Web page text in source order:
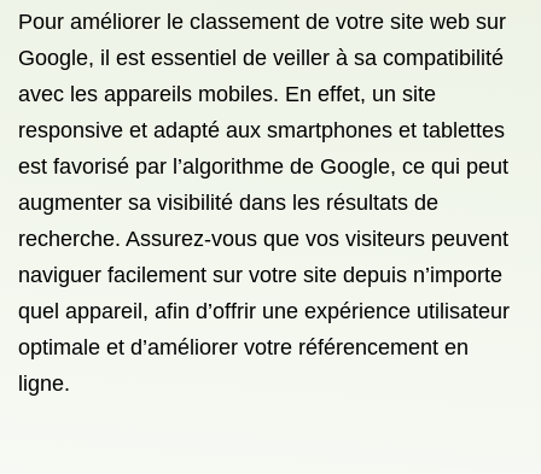
Pour améliorer le classement de votre site web sur
Google, il est essentiel de veiller à sa compatibilité
avec les appareils mobiles. En effet, un site
responsive et adapté aux smartphones et tablettes
est favorisé par l’algorithme de Google, ce qui peut
augmenter sa visibilité dans les résultats de
recherche. Assurez-vous que vos visiteurs peuvent
naviguer facilement sur votre site depuis n’importe
quel appareil, afin d’offrir une expérience utilisateur
optimale et d’améliorer votre référencement en
ligne.